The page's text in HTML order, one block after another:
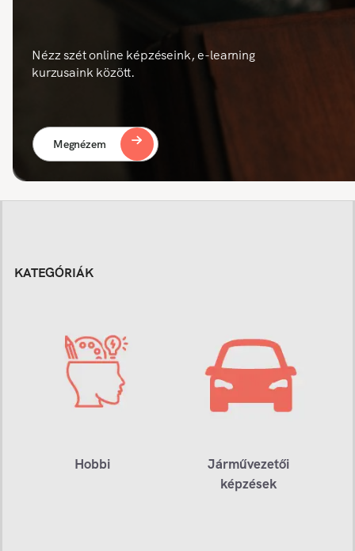
Nézz szét online képzéseink, e-learning
kurzusaink között.
Megnézem
KATEGÓRIÁK
Hobbi
Járművezetői
képzések